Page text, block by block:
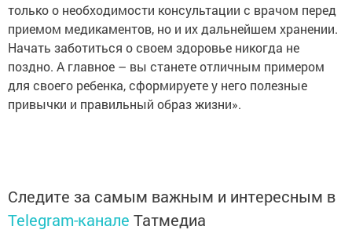
только о необходимости консультации с врачом перед
приемом медикаментов, но и их дальнейшем хранении.
Начать заботиться о своем здоровье никогда не
поздно. А главное – вы станете отличным примером
для своего ребенка, сформируете у него полезные
привычки и правильный образ жизни».
Следите за самым важным и интересным в
Telegram-канале Татмедиа